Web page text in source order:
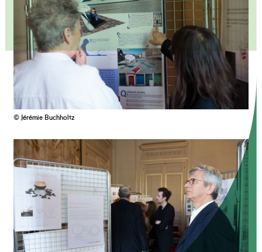
© Jérémie Buchholtz